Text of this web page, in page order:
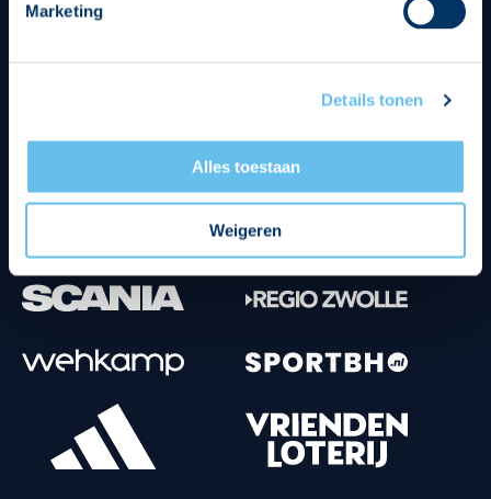
Marketing
Details tonen
Alles toestaan
Weigeren